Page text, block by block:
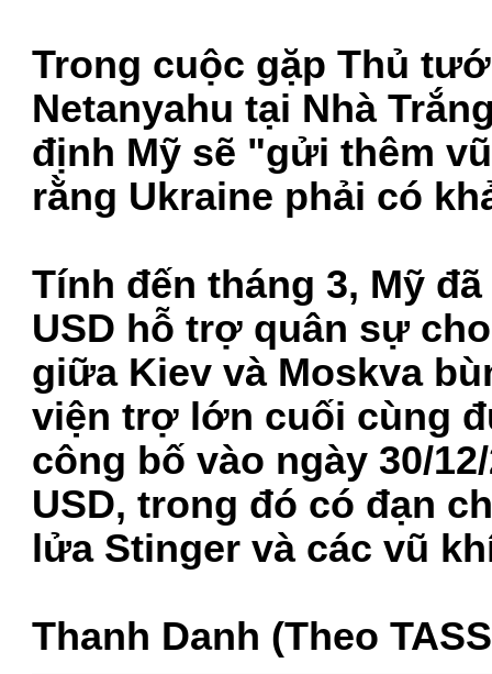
Trong cuộc gặp Thủ
Netanyahu tại Nhà
định Mỹ sẽ "gửi thêm
rằng Ukraine phải có
Tính đến tháng 3, Mỹ
USD hỗ trợ quân sự
giữa Kiev và Moskva
viện trợ lớn cuối cùng
công bố vào ngày 30/
USD, trong đó có đạn
lửa Stinger và các vũ
Thanh Danh (Theo